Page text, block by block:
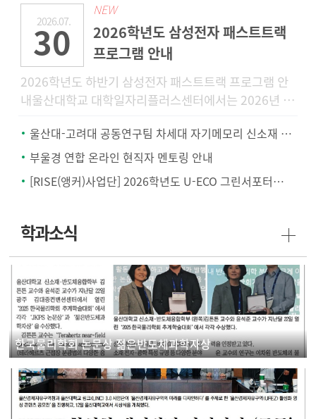
2026.07.
30
NEW
2026학년도 삼성전자 패스트트랙
프로그램 안내
2026학년도 하반기 삼성전자 패스트트랙 프로그램 안
내울산대학교 대학일자리플러스센터에서는 2026년 하
에 특화된 「2026학년
울산대-고려대 공동연구팀 차세대 자기메모리 신소재 개발.. '텅스텐-몰리브덴 합금'
부울경 연합 온라인 현직자 멘토링 안내
[RISE(앵커)사업단] 2026학년도 U-ECO 그린서포터즈 모집 안내
학과소식
한국물리학회 논문상 젊은반도체과학자상